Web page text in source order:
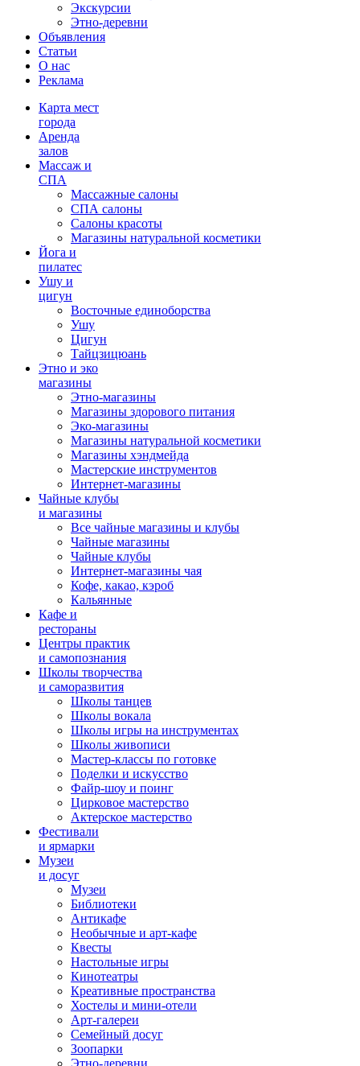
Экскурсии
Этно-деревни
Объявления
Статьи
О нас
Реклама
Карта мест
города
Аренда
залов
Массаж и
СПА
Массажные салоны
СПА салоны
Салоны красоты
Магазины натуральной косметики
Йога и
пилатес
Ушу и
цигун
Восточные единоборства
Ушу
Цигун
Тайцзицюань
Этно и эко
магазины
Этно-магазины
Магазины здорового питания
Эко-магазины
Магазины натуральной косметики
Магазины хэндмейда
Мастерские инструментов
Интернет-магазины
Чайные клубы
и магазины
Все чайные магазины и клубы
Чайные магазины
Чайные клубы
Интернет-магазины чая
Кофе, какао, кэроб
Кальянные
Кафе и
рестораны
Центры практик
и самопознания
Школы творчества
и саморазвития
Школы танцев
Школы вокала
Школы игры на инструментах
Школы живописи
Мастер-классы по готовке
Поделки и искусство
Файр-шоу и поинг
Цирковое мастерство
Актерское мастерство
Фестивали
и ярмарки
Музеи
и досуг
Музеи
Библиотеки
Антикафе
Необычные и арт-кафе
Квесты
Настольные игры
Кинотеатры
Креативные пространства
Хостелы и мини-отели
Арт-галереи
Семейный досуг
Зоопарки
Этно-деревни